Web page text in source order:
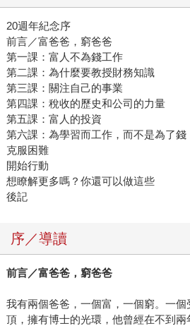
20週年紀念序
前言／富爸爸，窮爸爸
第一課：富人不為錢工作
第二課：為什麼要教授財務知識
第三課：關注自己的事業
第四課：稅收的歷史和公司的力量
第五課：富人的投資
第六課：為學習而工作，而不是為了錢
克服困難
開始行動
想瞭解更多嗎？你還可以做這些
後記
序／導讀
前言／富爸爸，窮爸爸
我有兩個爸爸，一個富，一個窮。一
頂，擁有博士的光環，他曾經在不到